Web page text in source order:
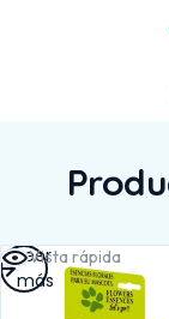
Vista rápida
Leer
más